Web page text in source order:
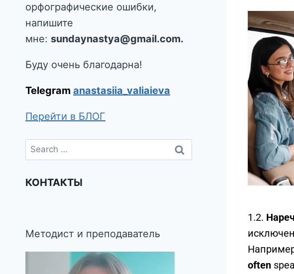
1.2.
often
орфографические ошибки,
напишите
мне: sundaynastya@gmail.com.
Буду очень благодарна!
Telegram anastasiia_valiaieva
Перейти в БЛОГ
КОНТАКТЫ
Методист и преподаватель